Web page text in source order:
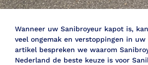
Wanneer uw Sanibroyeur kapot is,
veel ongemak en verstoppingen in
artikel bespreken we waarom
Nederland de beste keuze is voor